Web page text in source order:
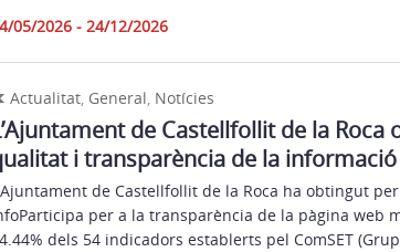
05/2026 - 24/12/2026
Actualitat, General, Notícies
de Castellfollit de la Roca
i transparència de la informació
de Castellfollit de la Roca ha obtingut
per a la transparència de la pàgina web
dels 54 indicadors establerts pel ComSET